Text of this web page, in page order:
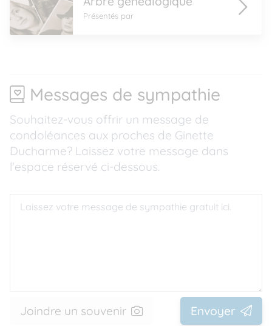
Présentés par
Messages de sympathie
Souhaitez-vous offrir un message de
condoléances aux proches de Ginette
Ducharme? Laissez votre message dans
l'espace réservé ci-dessous.
Joindre un souvenir Envoyer